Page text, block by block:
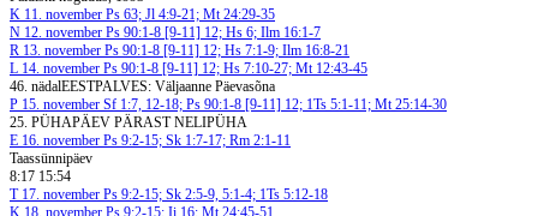
K 11. november Ps 63; Jl 4:9-21; Mt 24:29-35
N 12. november Ps 90:1-8 [9-11] 12; Hs 6; Ilm 16:1-7
R 13. november Ps 90:1-8 [9-11] 12; Hs 7:1-9; Ilm 16:8-21
L 14. november Ps 90:1-8 [9-11] 12; Hs 7:10-27; Mt 12:43-45
46. nädalEESTPALVES: Väljaanne Päevasõna
P 15. november Sf 1:7, 12-18; Ps 90:1-8 [9-11] 12; 1Ts 5:1-11; Mt 25:14-30
25. PÜHAPÄEV PÄRAST NELIPÜHA
E 16. november Ps 9:2-15; Sk 1:7-17; Rm 2:1-11
Taassünnipäev
8:17 15:54
T17. november Ps 9:2-15; Sk 2:5-9, 5:1-4; 1Ts 5:12-18
K 18. november Ps 9:2-15; Ii 16; Mt 24:45-51